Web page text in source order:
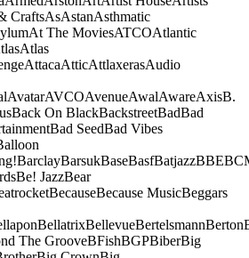
CraftsAsAstanAsthmatic
At The MoviesATCOAtlantic
Atlas
AttacaAtticAttlaxerasAudio
AvatarAVCOAvenueAwalAwareAxisB.
Back On BlackBackstreetBadBad
Bad SeedBad Vibes
BarclayBarsukBaseBasfBatjazzBBE
Be! JazzBear
BecauseBecause MusicBeggars
BellatrixBellevueBertelsmannBerton
The GrooveBFishBGPBiberBig